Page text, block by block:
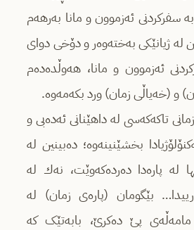
سفركردنی ئەزموون و مانا بەرهەم
لە ژیانێکی بەختەوەر و دۆخی دوای
ئەزموون و مانا، هەوڵدەدەم
و (خەیاڵی زمان) ورد بكەمەوە.
تاكەكەسی لە داهێنانی ئەدەبی و
بخشێنینەوە؛ دەبینین لە
لە پارەدا دەردەكەوێت، نەك لە
بێگومان (پارەی زمان) لە
مامەڵەی پێ دەكرێ، بابەتێک كە